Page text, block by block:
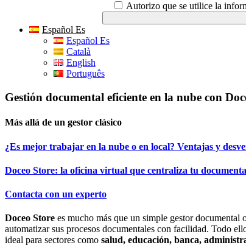
Autorizo que se utilice la
Español Es
Español Es
Català
English
Português
Gestión documental eficiente en la nube con
Más allá de un gestor clásico
¿Es mejor trabajar en la nube o en local? Ventajas y
Doceo Store: la oficina virtual que centraliza tu
Contacta con un experto
Doceo Store es mucho más que un simple gestor
automatizar sus procesos documentales con facilidad. Todo
ideal para sectores como salud, educación, banca,